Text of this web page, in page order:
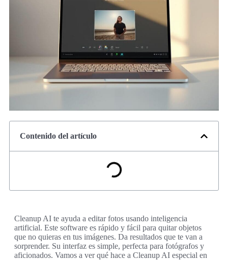
Contenido del artículo
Cleanup AI te ayuda a editar fotos usando inteligencia
artificial. Este software es rápido y fácil para quitar objetos
que no quieras en tus imágenes. Da resultados que te van a
sorprender. Su interfaz es simple, perfecta para fotógrafos y
aficionados. Vamos a ver qué hace a Cleanup AI especial en